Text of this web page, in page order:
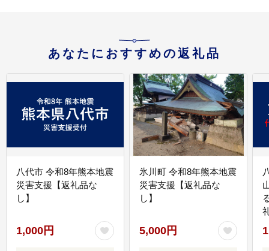
あなたにおすすめの返礼品
八代市 令和8年熊本地震
災害支援【返礼品な
し】
1,000円
氷川町 令和8年熊本地震
災害支援【返礼品な
し】
5,000円